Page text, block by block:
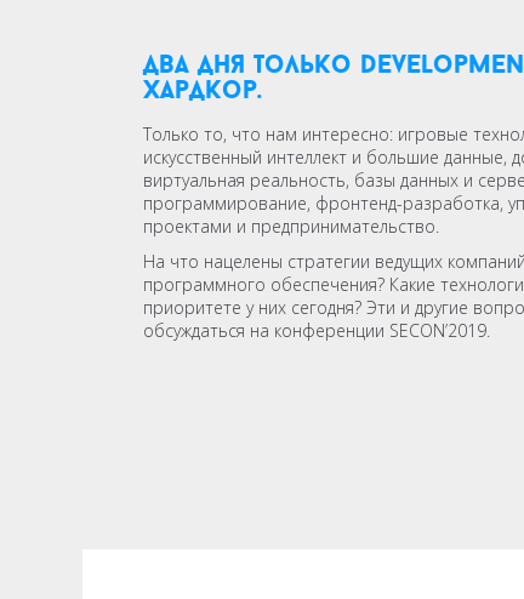
два дня только
хардкор.
Только то, что нам интересно: игровые
искусственный интеллект и большие данные,
виртуальная реальность, базы данных и
программирование, фронтенд-разработка,
проектами и предпринимательство.
На что нацелены стратегии ведущих
программного обеспечения? Какие
приоритете у них сегодня? Эти и другие
обсуждаться на конференции SECON’2019.